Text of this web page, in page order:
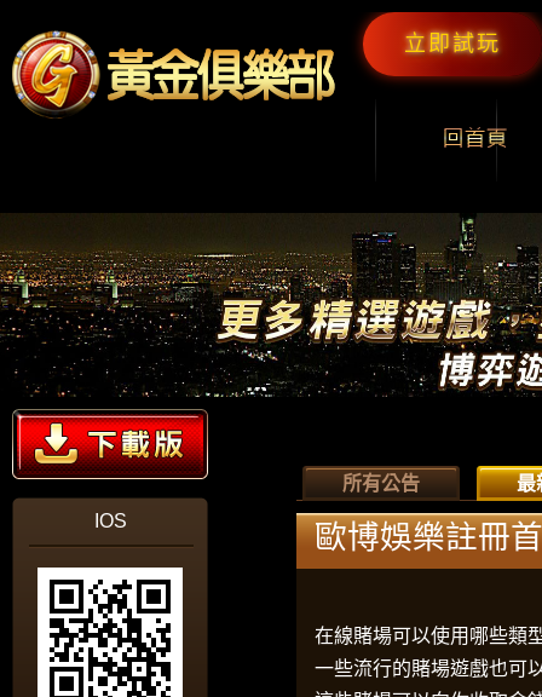
立即試玩
IOS
所有公告 最
歐博娛樂註冊
在線賭場可以使用哪些類
一些流行的賭場遊戲也可